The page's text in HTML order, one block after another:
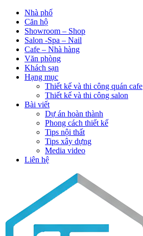
Nhà phố
Căn hộ
Showroom – Shop
Salon -Spa – Nail
Cafe – Nhà hàng
Văn phòng
Khách sạn
Hạng mục
Thiết kế và thi công quán cafe
Thiết kế và thi công salon
Bài viết
Dự án hoàn thành
Phong cách thiết kế
Tips nội thất
Tips xây dựng
Media video
Liên hệ